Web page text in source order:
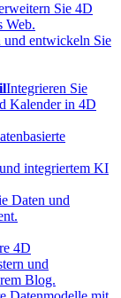
Sie 4D
Web.
und entwickeln Sie
Integrieren Sie
Kalender in 4D
integriertem KI
Daten und
4D
und
Blog.